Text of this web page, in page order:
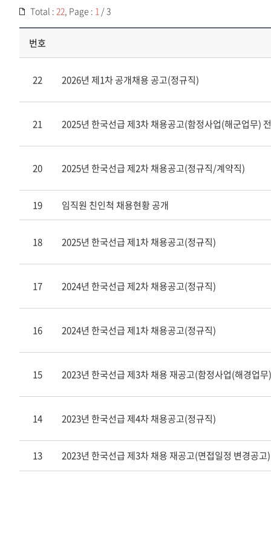
Total : 22, Page : 1 / 3
번호
22 2026년 제1차 공개채용 공고(정규직)
21 2025년 한국선급 제3차 채용공고(함정사업(해군업무)
20 2025년 한국선급 제2차 채용공고(정규직/계약직)
19 임직원 친인척 채용현황 공개
18 2025년 한국선급 제1차 채용공고(정규직)
17 2024년 한국선급 제2차 채용공고(정규직)
16 2024년 한국선급 제1차 채용공고(정규직)
15 2023년 한국선급 제3차 채용 재공고(함정사업(해경업
14 2023년 한국선급 제4차 채용공고(정규직)
13 2023년 한국선급 제3차 채용 재공고(면접일정 변경공고)